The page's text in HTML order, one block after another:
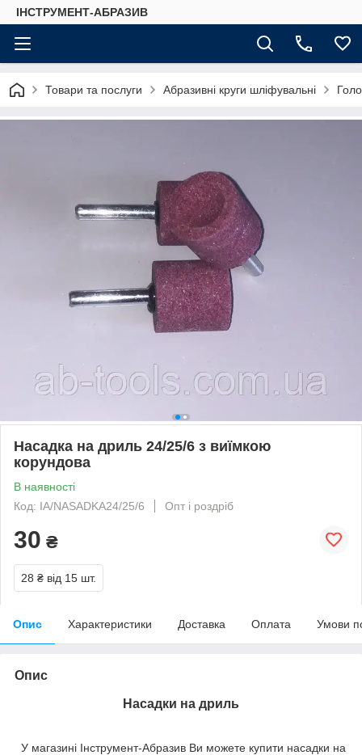
ІНСТРУМЕНТ-АБРАЗИВ
Товари та послуги Абразивні круги шліфувальні
Насадка на дриль 24/25/6 з виїмкою
корундова
В наявності
Код: IA/NASADKA24/25/6
Опт і роздріб
30 ₴
28 ₴ від 15 шт.
Опис Характеристики Доставка Оплата Умови
Опис
Насадки на дриль
У магазині Інструмент-Абразив Ви можете купити насадки на